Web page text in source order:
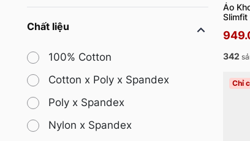
Chất liệu
100% Cotton
Cotton x Poly x Spandex
Poly x Spandex
Nylon x Spandex
Áo
Slimfit
342
Chỉ